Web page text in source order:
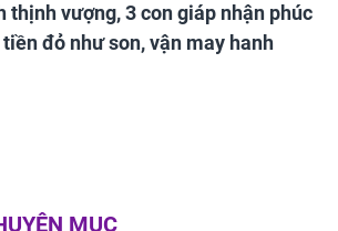
thịnh vượng, 3 con giáp nhận phúc
đỏ như son, vận may hanh
MỤC